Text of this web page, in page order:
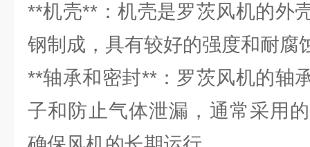
**机壳**：机壳是罗茨风机的外
钢制成，具有较好的强度和耐腐
**轴承和密封**：罗茨风机的轴
子和防止气体泄漏，通常采用